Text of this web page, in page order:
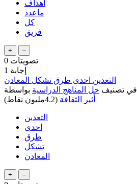
اهداف
ماعدد
كل
فريق
0 تصويتات
1 إجابة
التعدين احدى طرق تشكل المعادن
في تصنيف حل المناهج الدراسية بواسطة
أثير الثقافة (4.2مليون نقاط)
التعدين
احدى
طرق
تشكل
المعادن